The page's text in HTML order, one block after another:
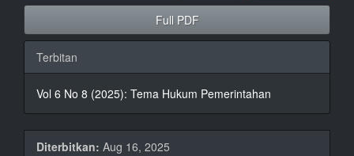
Full PDF
Terbitan
Vol 6 No 8 (2025): Tema Hukum Pemerintahan
Diterbitkan: Aug 16, 2025